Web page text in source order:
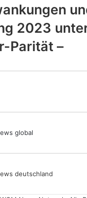
2023
Parität –